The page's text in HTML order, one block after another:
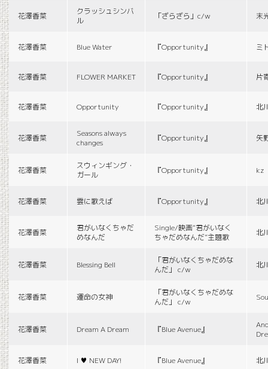
花澤香菜
クラッシュシンバ
ル
「ざらざら」c/w 末
花澤香菜 Blue Water 『Opportunity』 ミ
花澤香菜 FLOWER MARKET 『Opportunity』 片
花澤香菜 Opportunity 『Opportunity』 北
花澤香菜
Seasons always
changes
『Opportunity』 矢
花澤香菜
スウィンギング・
ガール
『Opportunity』 kz
花澤香菜 雲に歌えば 『Opportunity』 北
花澤香菜
君がいなくちゃだ
めなんだ
Single/映画“君がいなく
ちゃだめなんだ”主題歌
北
花澤香菜 Blessing Bell
「君がいなくちゃだめな
んだ」 c/w
北
花澤香菜 運命の女神
「君がいなくちゃだめな
んだ」 c/w
花澤香菜 Dream A Dream 『Blue Avenue』
花澤香菜 I ♥ NEW DAY! 『Blue Avenue』 北